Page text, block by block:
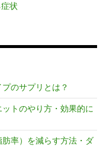
状
のサプリとは？
トのやり方・効果的に
率）を減らす方法・ダ